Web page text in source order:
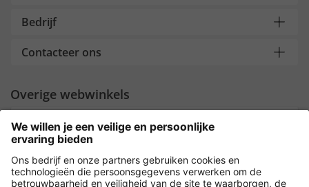
Bedrijf
Contacteer ons
Overige webwinkels
Nederland
Payment and Delivery